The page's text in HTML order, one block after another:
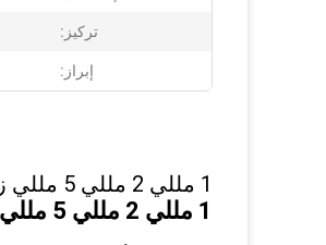
تركيز:
إبراز:
1 مللي 2 مللي 5 مللي زراعة شفاه الجلد حمض الهيالورونيك حشو جلدي حقن الشفاه
1 مللي 2 مللي 5 مللي Derm Skinject حمض الهيالورونيك حشو حقن الجلد حشو الشفاه